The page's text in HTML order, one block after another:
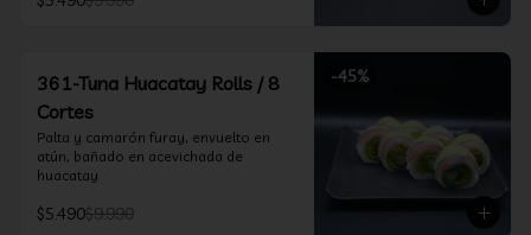
-45%
361-Tuna Huacatay Rolls / 8
Cortes
Palta y camarón furay, envuelto en
atún, bañado en acevichada de
huacatay
$5.490$9.990